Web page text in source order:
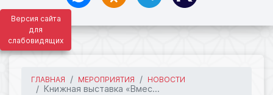
Версия сайта
для
слабовидящих
ГЛАВНАЯ МЕРОПРИЯТИЯ НОВОСТИ
Книжная выставка «Вмес...